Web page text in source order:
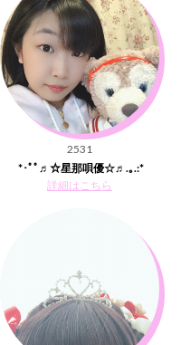
2531
*･ﾟﾟ♬☆星那唄優☆♬.｡.:*
詳細はこちら